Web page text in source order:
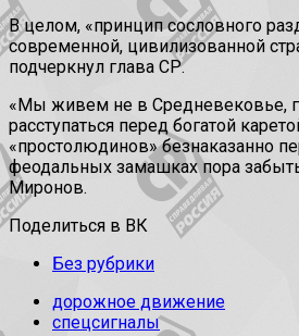
В целом, «принцип сословного
современной, цивилизованной
подчеркнул глава СР.
«Мы живем не в Средневековье,
расступаться перед богатой
«простолюдинов» безнаказанно
феодальных замашках пора
Миронов.
Поделиться в ВК
Без рубрики
дорожное движение
спецсигналы